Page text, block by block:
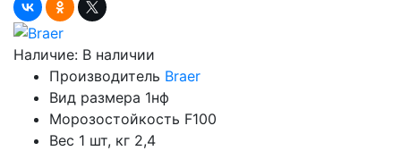
Наличие: В наличии
Производитель Braer
Вид размера 1нф
Морозостойкость F100
Вес 1 шт, кг 2,4